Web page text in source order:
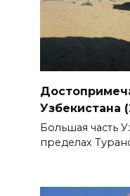
Узбекистана
Большая часть
пределах